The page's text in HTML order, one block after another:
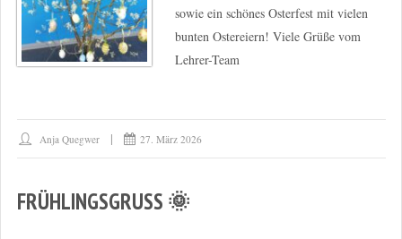
sowie ein schönes Osterfest mit vielen
bunten Ostereiern! Viele Grüße vom
Lehrer-Team
Anja Quegwer 27. März 2026
FRÜHLINGSGRUSS 🌞